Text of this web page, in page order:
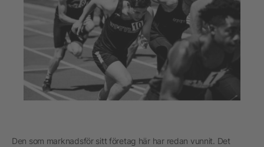
Den som marknadsför sitt företag här har redan vunnit. Det